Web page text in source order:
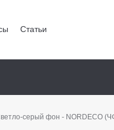
Статьи
серый фон - NORDECO